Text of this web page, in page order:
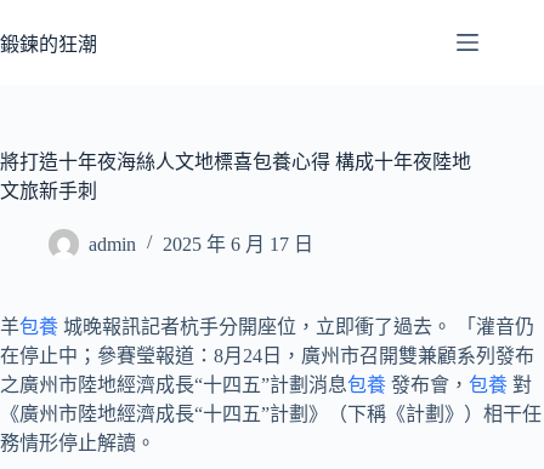
至
容
鍛鍊的狂潮
將打造十年夜海絲人文地標喜包養心得 構成十年夜陸地
文旅新手刺
admin 2025 年 6 月 17 日
羊包養 城晚報訊記者杭手分開座位，立即衝了過去。 「灌音仍
在停止中；參賽瑩報道：8月24日，廣州市召開雙兼顧系列發布
之廣州市陸地經濟成長“十四五”計劃消息包養 發布會， 包養 對
《廣州市陸地經濟成長“十四五”計劃》（下稱《計劃》）相干任
務情形停止解讀。